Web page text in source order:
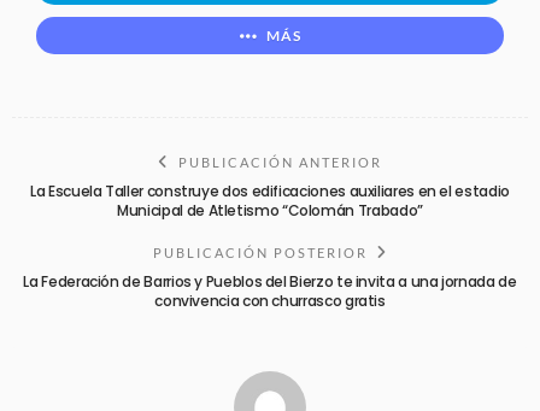
MÁS
PUBLICACIÓN ANTERIOR
La Escuela Taller construye dos edificaciones auxiliares en el estadio
Municipal de Atletismo “Colomán Trabado”
PUBLICACIÓN POSTERIOR
La Federación de Barrios y Pueblos del Bierzo te invita a una jornada de
convivencia con churrasco gratis